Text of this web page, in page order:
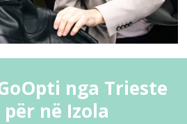
nga Trieste
në Izola